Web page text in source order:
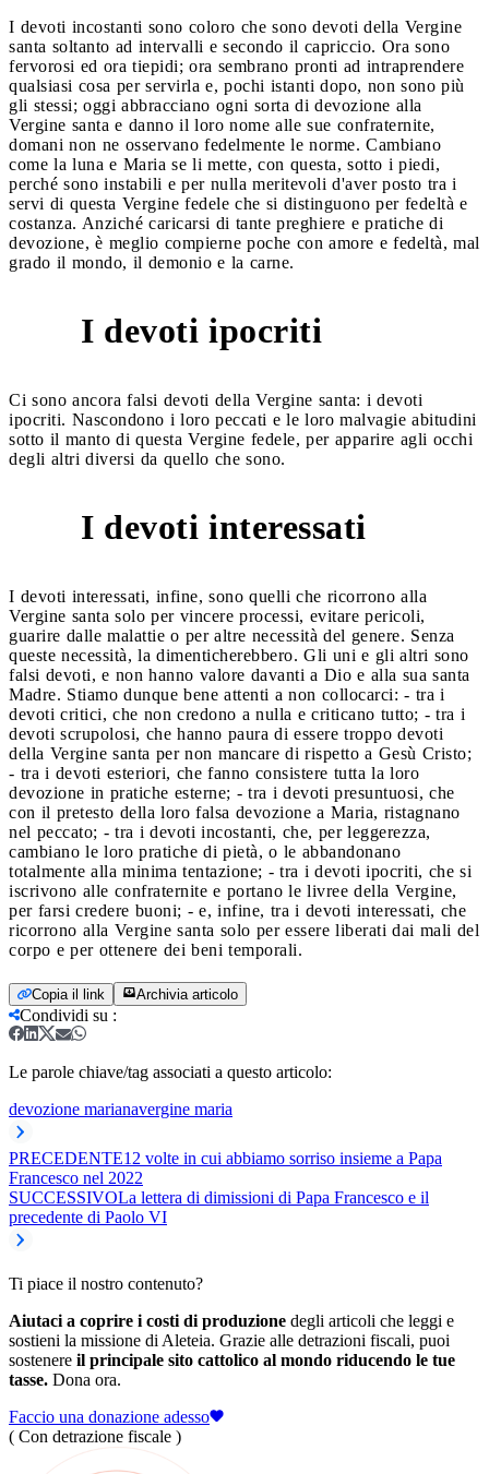
I devoti incostanti sono coloro che sono devoti della Vergine
santa soltanto ad intervalli e secondo il capriccio. Ora sono
fervorosi ed ora tiepidi; ora sembrano pronti ad intraprendere
qualsiasi cosa per servirla e, pochi istanti dopo, non sono più
gli stessi; oggi abbracciano ogni sorta di devozione alla
Vergine santa e danno il loro nome alle sue confraternite,
domani non ne osservano fedelmente le norme. Cambiano
come la luna e Maria se li mette, con questa, sotto i piedi,
perché sono instabili e per nulla meritevoli d'aver posto tra i
servi di questa Vergine fedele che si distinguono per fedeltà e
costanza. Anziché caricarsi di tante preghiere e pratiche di
devozione, è meglio compierne poche con amore e fedeltà, mal
grado il mondo, il demonio e la carne.
I devoti ipocriti
Ci sono ancora falsi devoti della Vergine santa: i devoti
ipocriti. Nascondono i loro peccati e le loro malvagie abitudini
sotto il manto di questa Vergine fedele, per apparire agli occhi
degli altri diversi da quello che sono.
I devoti interessati
I devoti interessati, infine, sono quelli che ricorrono alla
Vergine santa solo per vincere processi, evitare pericoli,
guarire dalle malattie o per altre necessità del genere. Senza
queste necessità, la dimenticherebbero. Gli uni e gli altri sono
falsi devoti, e non hanno valore davanti a Dio e alla sua santa
Madre. Stiamo dunque bene attenti a non collocarci: - tra i
devoti critici, che non credono a nulla e criticano tutto; - tra i
devoti scrupolosi, che hanno paura di essere troppo devoti
della Vergine santa per non mancare di rispetto a Gesù Cristo;
- tra i devoti esteriori, che fanno consistere tutta la loro
devozione in pratiche esterne; - tra i devoti presuntuosi, che
con il pretesto della loro falsa devozione a Maria, ristagnano
nel peccato; - tra i devoti incostanti, che, per leggerezza,
cambiano le loro pratiche di pietà, o le abbandonano
totalmente alla minima tentazione; - tra i devoti ipocriti, che si
iscrivono alle confraternite e portano le livree della Vergine,
per farsi credere buoni; - e, infine, tra i devoti interessati, che
ricorrono alla Vergine santa solo per essere liberati dai mali del
corpo e per ottenere dei beni temporali.
Copia il link Archivia articolo
Condividi su :
Le parole chiave/tag associati a questo articolo:
devozione marianavergine maria
PRECEDENTE12 volte in cui abbiamo sorriso insieme a Papa
Francesco nel 2022
SUCCESSIVOLa lettera di dimissioni di Papa Francesco e il
precedente di Paolo VI
Ti piace il nostro contenuto?
Aiutaci a coprire i costi di produzione degli articoli che leggi e
sostieni la missione di Aleteia. Grazie alle detrazioni fiscali, puoi
sostenere il principale sito cattolico al mondo riducendo le tue
tasse. Dona ora.
Faccio una donazione adesso
( Con detrazione fiscale )